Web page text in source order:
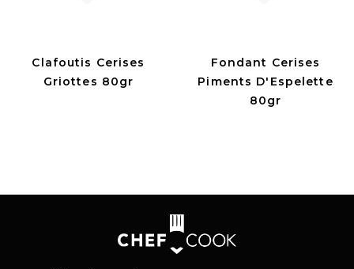
Clafoutis Cerises
Griottes 80gr
Fondant Cerises
Piments D'Espelette
80gr